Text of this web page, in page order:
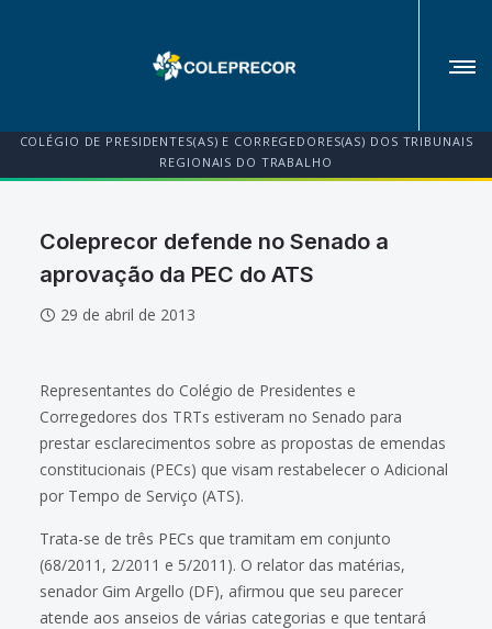
COLÉGIO DE PRESIDENTES(AS) E CORREGEDORES(AS) DOS TRIBUNAIS
REGIONAIS DO TRABALHO
Coleprecor defende no Senado a
aprovação da PEC do ATS
29 de abril de 2013
Representantes do Colégio de Presidentes e
Corregedores dos TRTs estiveram no Senado para
prestar esclarecimentos sobre as propostas de emendas
constitucionais (PECs) que visam restabelecer o Adicional
por Tempo de Serviço (ATS).
Trata-se de três PECs que tramitam em conjunto
(68/2011, 2/2011 e 5/2011). O relator das matérias,
senador Gim Argello (DF), afirmou que seu parecer
atende aos anseios de várias categorias e que tentará